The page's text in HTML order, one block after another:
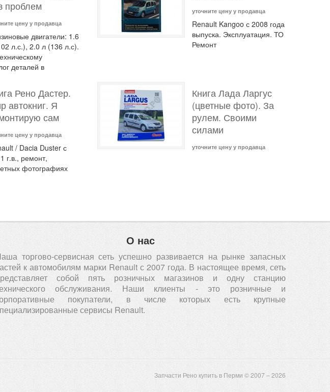
проблем
цену у продавца
двигатели: 1.6
л.с.), 2.0 л (136 л.с).
деталей в
уточните цену у продавца
Renault Kangoo с 2008 года
выпуска. Эксплуатация. ТО
Ремонт
Рено Дастер.
автокниг. Я
сам
цену у продавца
/ Dacia Duster с
г.в., ремонт,
фотографиях
Книга Лада Ларгус
(цветные фото). За
рулем. Своими
силами
уточните цену у продавца
О нас
торгово-сервисная сеть успешно развивается на рынке запасных
к автомобилям марки Renault с 2007 года. В настоящее время, сеть
собой пять розничных магазинов и одну станцию
обслуживания. Наши клиенты - это розничные и
покупатели, в числе которых есть крупные
сервисы Renault.
Запчасти Рено купить в Перми © 2007 – 2026